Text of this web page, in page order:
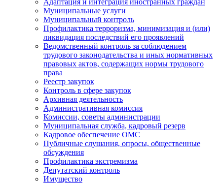
Адаптация и интеграция иностранных граждан
Муниципальные услуги
Муниципальный контроль
Профилактика терроризма, минимизация и (или)
ликвидация последствий его проявлений
Ведомственный контроль за соблюдением
трудового законодательства и иных нормативных
правовых актов, содержащих нормы трудового
права
Реестр закупок
Контроль в сфере закупок
Архивная деятельность
Административная комиссия
Комиссии, советы администрации
Муниципальная служба, кадровый резерв
Кадровое обеспечение ОМС
Публичные слушания, опросы, общественные
обсуждения
Профилактика экстремизма
Депутатский контроль
Имущество